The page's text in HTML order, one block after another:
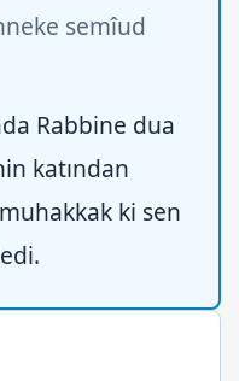
semîud
Rabbine dua
katından
ki sen